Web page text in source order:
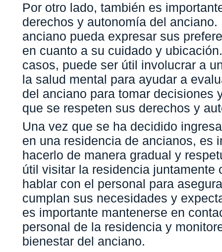
Por otro lado, también es
derechos y autonomía del
anciano pueda expresar sus
en cuanto a su cuidado y
casos, puede ser útil involucrar a
la salud mental para ayudar a
del anciano para tomar decisiones
que se respeten sus derechos y
Una vez que se ha decidido
en una residencia de ancianos, es
hacerlo de manera gradual y
útil visitar la residencia juntamente
hablar con el personal para
cumplan sus necesidades y
es importante mantenerse en
personal de la residencia y
bienestar del anciano.